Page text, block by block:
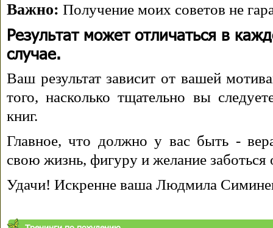
Важно: Получение моих советов не
Результат может отличаться в
случае.
Ваш результат зависит от вашей
того, насколько тщательно вы
книг.
Главное, что должно у вас быть -
свою жизнь, фигуру и желание заботься
Удачи! Искренне ваша Людмила